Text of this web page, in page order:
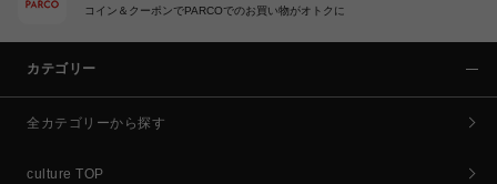
コイン＆クーポンでPARCOでのお買い物がオトクに
カテゴリー
全カテゴリーから探す
culture TOP